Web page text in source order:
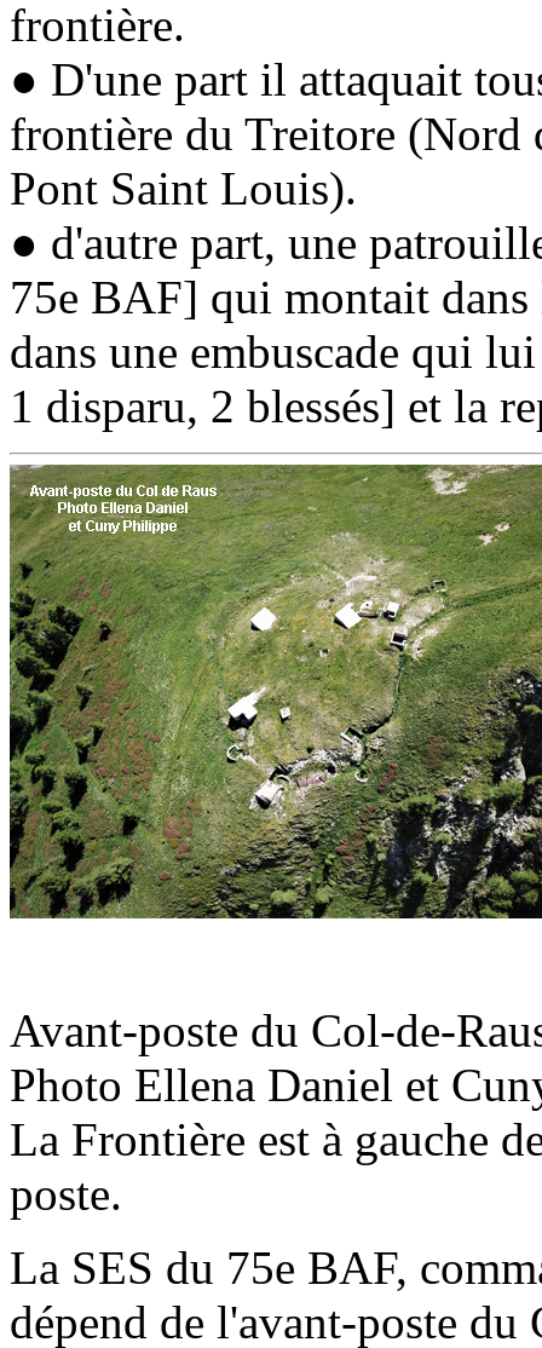
frontière.
● D'une part il attaquait
frontière du Treitore (Nord
Pont Saint Louis).
● d'autre part, une
75e BAF] qui montait
dans une embuscade qui
1 disparu, 2 blessés] et la
Avant-poste du Col-de-
Photo Ellena Daniel et
La Frontière est à gauche
poste.
La SES du 75e BAF,
dépend de l'avant-poste du